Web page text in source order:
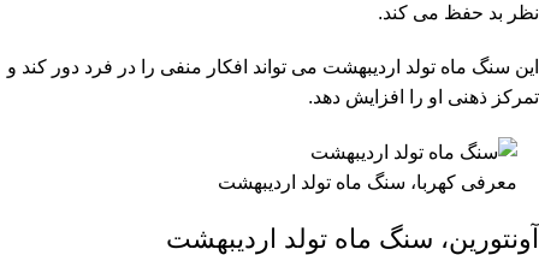
نظر بد حفظ می کند.
این سنگ ماه تولد اردیبهشت می تواند افکار منفی را در فرد دور کند و
تمرکز ذهنی او را افزایش دهد.
معرفی کهربا، سنگ ماه تولد اردیبهشت
آونتورین، سنگ ماه تولد اردیبهشت